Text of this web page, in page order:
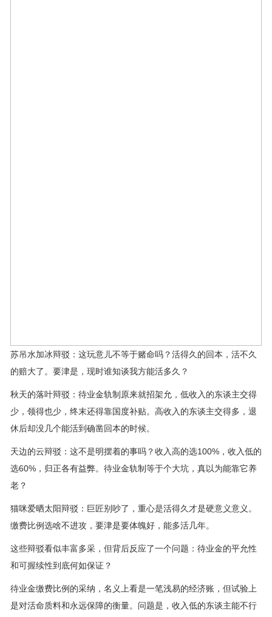
苏吊水加冰辩驳：这玩意儿不等于赌命吗？活得久的回本，活不久
的赔大了。要津是，现时谁知谈我方能活多久？
秋天的落叶辩驳：待业金轨制原来就招架允，低收入的东谈主交得
少，领得也少，终末还得靠国度补贴。高收入的东谈主交得多，退
休后却没几个能活到确凿回本的时候。
天边的云辩驳：这不是明摆着的事吗？收入高的选100%，收入低的
选60%，归正各有益弊。待业金轨制等于个大坑，真以为能靠它养
老？
猫咪爱晒太阳辩驳：巨匠别吵了，重心是活得久才是硬意义意义。
缴费比例选啥不进攻，要津是要体魄好，能多活几年。
这些辩驳看似丰富多采，但背后反应了一个问题：待业金的平允性
和可握续性到底何如保证？
待业金缴费比例的采纳，名义上看是一笔浅易的经济账，但试验上
是对活命质料和永远保障的衡量。问题是，收入低的东谈主能不行